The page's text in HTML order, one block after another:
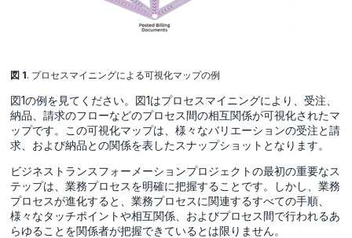
図 1. プロセスマイニングによる可視化マップの例
図1の例を見てください。図1はプロセスマイニングにより、受注、
納品、請求のフローなどのプロセス間の相互関係が可視化されたマ
ップです。この可視化マップは、様々なバリエーションの受注と請
求、および納品との関係を表したスナップショットとなります。
ビジネストランスフォーメーションプロジェクトの最初の重要なス
テップは、業務プロセスを明確に把握することです。しかし、業務
プロセスが進化すると、業務プロセスに関連するすべての手順、
様々なタッチポイントや相互関係、およびプロセス間で行われるあ
らゆることを関係者が把握できているとは限りません。